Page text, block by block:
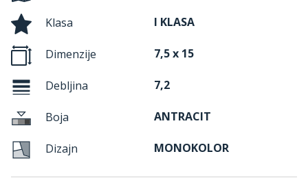
Klasa I KLASA
Dimenzije 7,5 x 15
Debljina 7,2
Boja ANTRACIT
Dizajn MONOKOLOR